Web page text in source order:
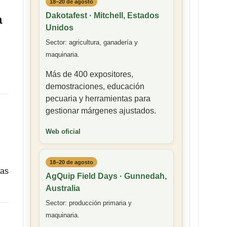
18–20 de agosto
Dakotafest · Mitchell, Estados
Unidos
Sector: agricultura, ganadería y
maquinaria.
Más de 400 expositores,
demostraciones, educación
pecuaria y herramientas para
gestionar márgenes ajustados.
Web oficial
18–20 de agosto
AgQuip Field Days · Gunnedah,
Australia
Sector: producción primaria y
maquinaria.